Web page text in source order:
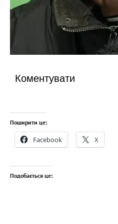
Коментувати
Поширити це:
Facebook X
Подобається це: